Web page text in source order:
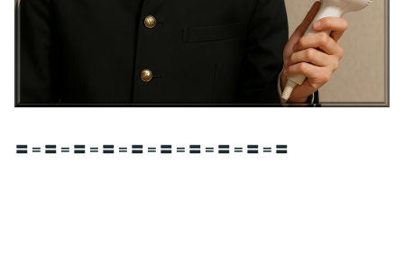
〓＝〓＝〓＝〓＝〓＝〓＝〓＝〓＝〓＝〓